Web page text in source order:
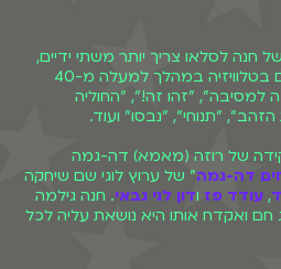
חנה לסלאו צריך יותר משתי ידיים,
ובכל זאת, תפקידיה הבולטים בטלוויזיה במהלך למעלה מ-40
למסיבה", "זהו זה!", "החוליה
"תנוחי", "נבסו" ועוד.
את תפקידה של רוזה (מאמא) דה-גמה
דה-גמה" של ערוץ לוגי שם שיחקה
, עודד פז ודון לני גבאי. חנה גילמה
ואקדח אותו היא נושאת עליה לכל